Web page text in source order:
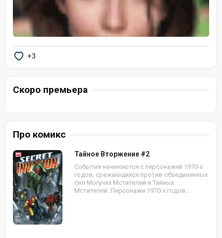
+3
Скоро премьера
Про комикс
Тайное Вторжение #2
События начинаются с персонажей 1970-х
годов, сражающихся против объединенных
сил Могучих Мстителей и Тайных
Мстителей. Персонажи 1970-х годов...